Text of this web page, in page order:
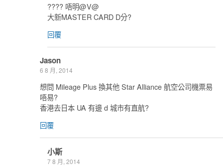
???? 唔明@V@
大新MASTER CARD D分?
回覆
Jason
6 8 月, 2014
想問 Mileage Plus 換其他 Star Alliance 航空公司機票易
唔易?
香港去日本 UA 有邊 d 城市有直航?
回覆
小斯
7 8 月, 2014